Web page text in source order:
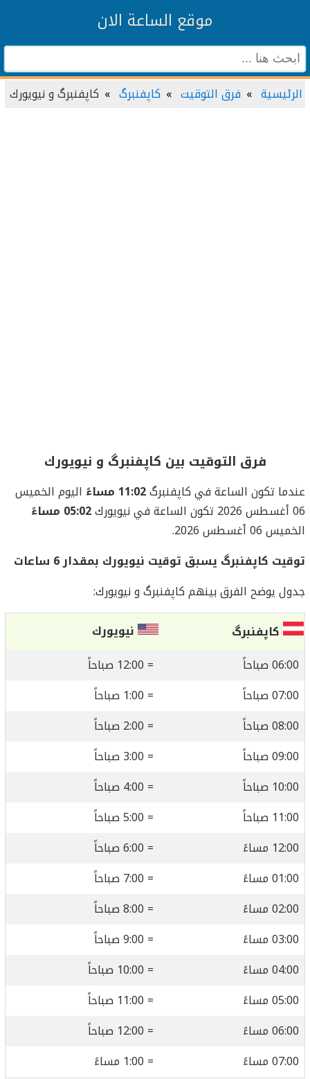
موقع الساعة الان
الرئيسية فرق التوقيت کاپفنبرگ کاپفنبرگ و نيويورك
فرق التوقيت بين کاپفنبرگ و نيويورك
عندما تكون الساعة في کاپفنبرگ11:02 مساءً
اليوم الخميس
06 أغسطس 2026 تكون الساعة في نيويورك
05:02 مساءً
الخميس 06 أغسطس 2026.
توقيت کاپفنبرگ يسبق توقيت نيويورك بمقدار 6 ساعات
جدول يوضح الفرق بينهم کاپفنبرگ و نيويورك:
کاپفنبرگ
نيويورك
06:00 صباحاً
= 12:00 صباحاً
07:00 صباحاً
= 1:00 صباحاً
08:00 صباحاً
= 2:00 صباحاً
09:00 صباحاً
= 3:00 صباحاً
10:00 صباحاً
= 4:00 صباحاً
11:00 صباحاً
= 5:00 صباحاً
12:00 مساءً
= 6:00 صباحاً
01:00 مساءً
= 7:00 صباحاً
02:00 مساءً
= 8:00 صباحاً
03:00 مساءً
= 9:00 صباحاً
04:00 مساءً
= 10:00 صباحاً
05:00 مساءً
= 11:00 صباحاً
06:00 مساءً
= 12:00 صباحاً
07:00 مساءً
= 1:00 مساءً